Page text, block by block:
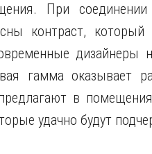
При
контраст, который
дизайнеры
гамма оказывает
в
удачно будут